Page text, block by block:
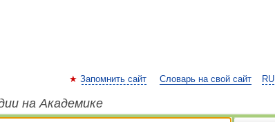
RU
Запомнить сайт Словарь на свой сайт
на Академике